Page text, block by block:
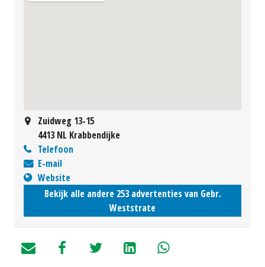
Zuidweg 13-15
4413 NL Krabbendijke
Telefoon
E-mail
Website
Bekijk alle andere 253 advertenties van Gebr.
Weststrate